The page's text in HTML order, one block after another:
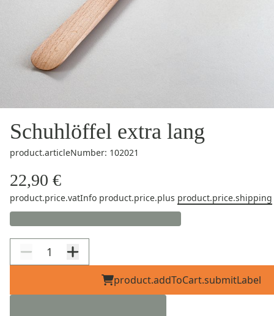
Schuhlöffel extra lang
product.articleNumber: 102021
22,90 €
product.price.vatInfo product.price.plus product.price.shipping
product.addToCart.submitLabel